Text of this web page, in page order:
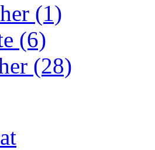
(1)
(6)
(28)